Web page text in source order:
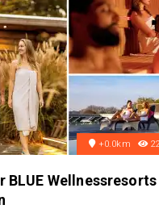
+0.0km
BLUE Wellnessresorts